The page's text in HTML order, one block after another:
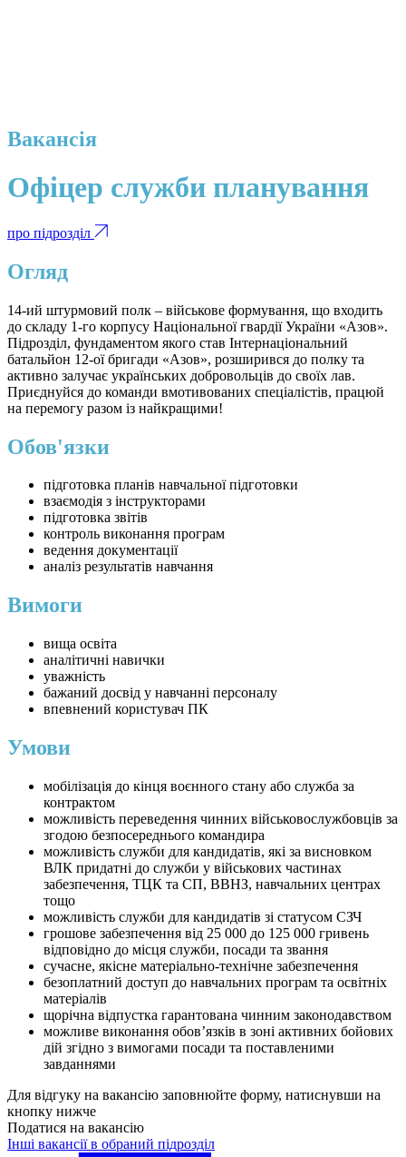
Вакансія
Офіцер служби планування
про підрозділ
Огляд
14-ий штурмовий полк – військове формування, що входить
до складу 1-го корпусу Національної гвардії України «Азов».
Підрозділ, фундаментом якого став Інтернаціональний
батальйон 12-ої бригади «Азов», розширився до полку та
активно залучає українських добровольців до своїх лав.
Приєднуйся до команди вмотивованих спеціалістів, працюй
на перемогу разом із найкращими!
Обов'язки
підготовка планів навчальної підготовки
взаємодія з інструкторами
підготовка звітів
контроль виконання програм
ведення документації
аналіз результатів навчання
Вимоги
вища освіта
аналітичні навички
уважність
бажаний досвід у навчанні персоналу
впевнений користувач ПК
Умови
мобілізація до кінця воєнного стану або служба за
контрактом
можливість переведення чинних військовослужбовців за
згодою безпосереднього командира
можливість служби для кандидатів, які за висновком
ВЛК придатні до служби у військових частинах
забезпечення, ТЦК та СП, ВВНЗ, навчальних центрах
тощо
можливість служби для кандидатів зі статусом СЗЧ
грошове забезпечення від 25 000 до 125 000 гривень
відповідно до місця служби, посади та звання
сучасне, якісне матеріально-технічне забезпечення
безоплатний доступ до навчальних програм та освітніх
матеріалів
щорічна відпустка гарантована чинним законодавством
можливе виконання обовʼязків в зоні активних бойових
дій згідно з вимогами посади та поставленими
завданнями
Для відгуку на вакансію заповнюйте форму, натиснувши на
кнопку нижче
Податися на вакансію
Інші вакансії в обраний підрозділ